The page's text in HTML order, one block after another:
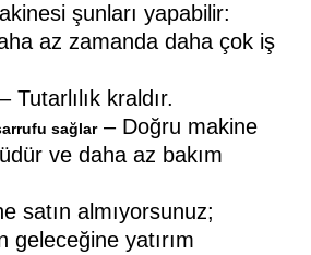
şunları yapabilir:
az zamanda daha çok iş
– Tutarlılık kraldır.
sağlar– Doğru makine
ve daha az bakım
satın almıyorsunuz;
geleceğine yatırım